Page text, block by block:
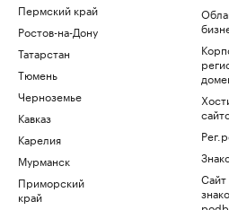
Пермский край
Ростов-на-Дону
Татарстан
Тюмень
Черноземье
Кавказ
Карелия
Мурманск
Приморский
край
Сайт